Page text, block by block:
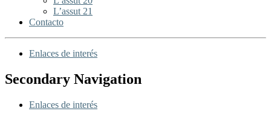
L’assut 21
Contacto
Enlaces de interés
Secondary Navigation
Enlaces de interés